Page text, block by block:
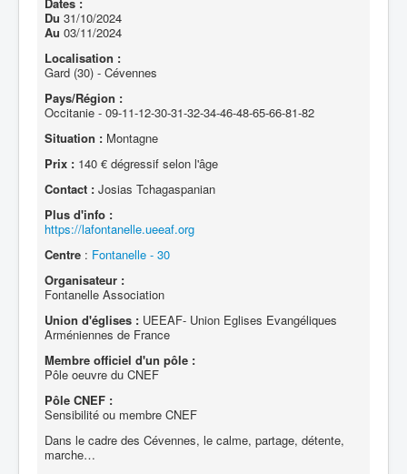
Du 31/10/2024
Au 03/11/2024
Localisation :
Gard (30) - Cévennes
Pays/Région :
Occitanie - 09-11-12-30-31-32-34-46-48-65-66-81-82
Situation : Montagne
Prix : 140 € dégressif selon l'âge
Contact : Josias Tchagaspanian
Plus d'info :
https://lafontanelle.ueeaf.org
Centre : Fontanelle - 30
Organisateur :
Fontanelle Association
Union d'églises : UEEAF- Union Eglises Evangéliques
Arméniennes de France
Membre officiel d'un pôle :
Pôle oeuvre du CNEF
Pôle CNEF :
Sensibilité ou membre CNEF
Dans le cadre des Cévennes, le calme, partage, détente,
marche…